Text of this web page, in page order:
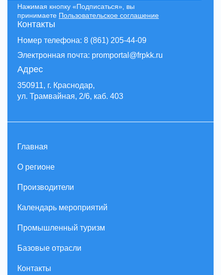
Контакты
Номер телефона: 8 (861) 205-44-09
Электронная почта: promportal@frpkk.ru
Адрес
350911, г. Краснодар,
ул. Трамвайная, 2/6, каб. 403
Нажимая кнопку «Подписаться», вы
принимаете Пользовательское соглашение
Главная
О регионе
Производители
Календарь мероприятий
Промышленный туризм
Базовые отрасли
Контакты